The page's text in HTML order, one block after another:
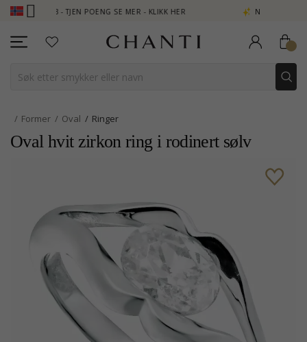
- TJEN POENG SE MER - KLIKK HER NEW COLLECTION | AURA
Former Oval Ringer
Oval hvit zirkon ring i rodinert sølv